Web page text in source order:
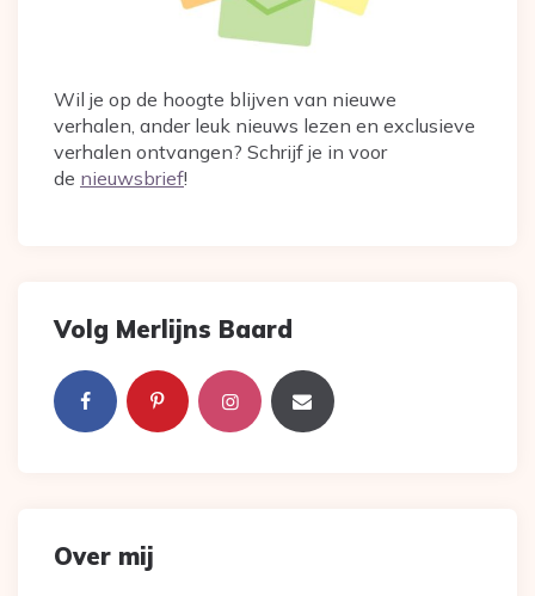
Wil je op de hoogte blijven van nieuwe
verhalen, ander leuk nieuws lezen en exclusieve
verhalen ontvangen? Schrijf je in voor
de nieuwsbrief!
Volg Merlijns Baard
Over mij